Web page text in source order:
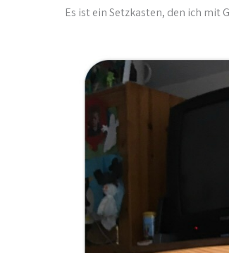
Es ist ein Setzkasten, den ich